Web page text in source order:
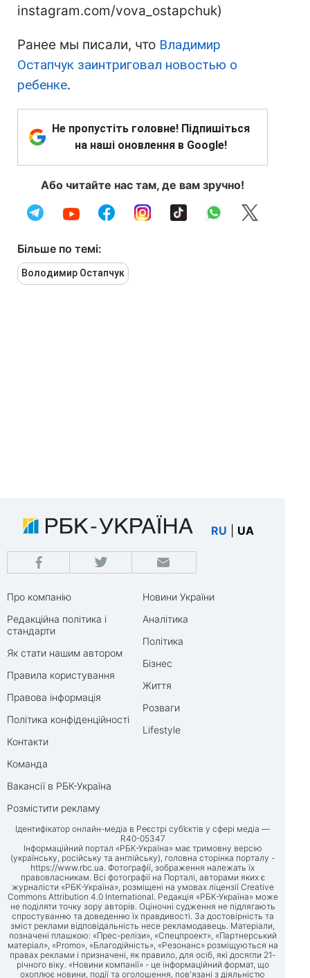
instagram.com/vova_ostapchuk)
Ранее мы писали, что Владимир
Остапчук заинтриговал новостью о
ребенке.
Не пропустіть головне! Підпишіться
на наші оновлення в Google!
Або читайте нас там, де вам зручно!
Більше по темі:
Володимир Остапчук
RU UA
Про компанію
Редакційна політика і
стандарти
Як стати нашим автором
Правила користування
Правова інформація
Політика конфіденційності
Контакти
Команда
Вакансії в РБК-Україна
Розмістити рекламу
Новини України
Аналітика
Політика
Бізнес
Життя
Розваги
Lifestyle
Ідентифікатор онлайн-медіа в Реєстрі суб’єктів у сфері медіа —
R40-05347
Інформаційний портал «РБК-Україна» має тримовну версію
(українську, російську та англійську), головна сторінка порталу -
https://www.rbc.ua. Фотографії, зображення належать їх
правовласникам. Всі фотографії на Порталі, авторами яких є
журналісти «РБК-Україна», розміщені на умовах ліцензії Creative
Commons Attribution 4.0 International. Редакція «РБК-Україна» може
не поділяти точку зору авторів. Оціночні судження не підлягають
спростуванню та доведенню їх правдивості. За достовірність та
зміст реклами відповідальність несе рекламодавець. Матеріали,
позначені плашкою: «Прес-релізи», «Спецпроект», «Партнерський
матеріал», «Promo», «Благодійність», «Резонанс» розміщуються на
правах реклами і призначені, як правило, для осіб, які досягли 21-
річного віку. «Новини компанії» - це інформаційний формат, що
охоплює новини, події та оголошення, пов'язані з діяльністю